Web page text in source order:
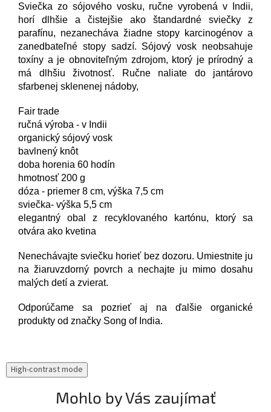
Sviečka zo sójového vosku, ručne vyrobená v Indii,
horí dlhšie a čistejšie ako štandardné sviečky z
parafínu, nezanecháva žiadne stopy karcinogénov a
zanedbateľné stopy sadzí. Sójový vosk neobsahuje
toxíny a je obnoviteľným zdrojom, ktorý je prírodný a
má dlhšiu životnosť. Ručne naliate do jantárovo
sfarbenej sklenenej nádoby,
Fair trade
ručná výroba - v Indii
organický sójový vosk
bavlnený knôt
doba horenia 60 hodín
hmotnosť 200 g
dóza - priemer 8 cm, výška 7,5 cm
sviečka- výška 5,5 cm
elegantný obal z recyklovaného kartónu, ktorý sa
otvára ako kvetina
Nenechávajte sviečku horieť bez dozoru. Umiestnite ju
na žiaruvzdorný povrch a nechajte ju mimo dosahu
malých detí a zvierat.
Odporúčame sa pozrieť aj na ďalšie organické
produkty od značky Song of India.
High-contrast mode
Mohlo by Vás zaujímať